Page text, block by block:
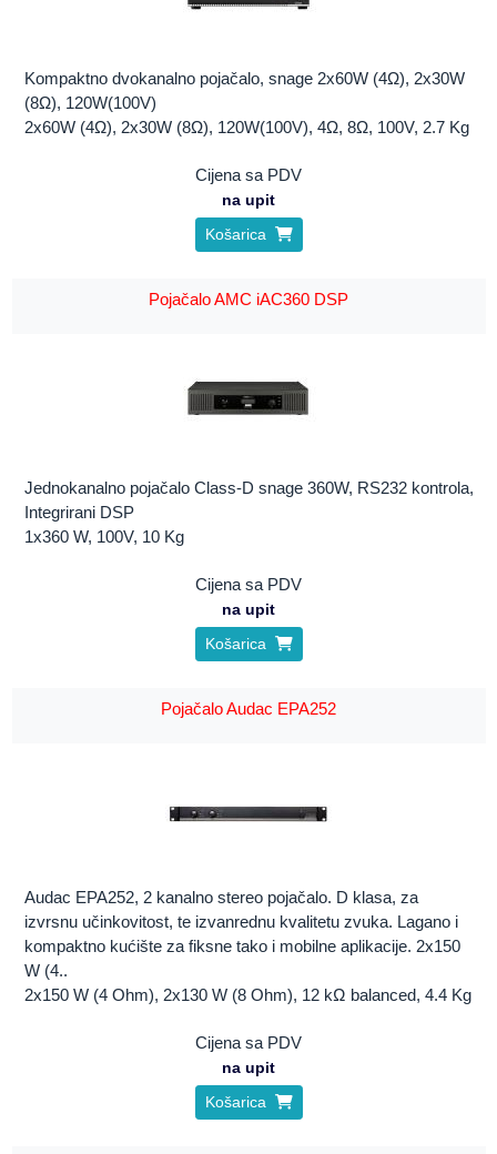
Kompaktno dvokanalno pojačalo, snage 2x60W (4Ω), 2x30W
(8Ω), 120W(100V)
2x60W (4Ω), 2x30W (8Ω), 120W(100V), 4Ω, 8Ω, 100V, 2.7 Kg
Cijena sa PDV
na upit
Košarica
Pojačalo AMC iAC360 DSP
Jednokanalno pojačalo Class-D snage 360W, RS232 kontrola,
Integrirani DSP
1x360 W, 100V, 10 Kg
Cijena sa PDV
na upit
Košarica
Pojačalo Audac EPA252
Audac EPA252, 2 kanalno stereo pojačalo. D klasa, za
izvrsnu učinkovitost, te izvanrednu kvalitetu zvuka. Lagano i
kompaktno kućište za fiksne tako i mobilne aplikacije. 2x150
W (4..
2x150 W (4 Ohm), 2x130 W (8 Ohm), 12 kΩ balanced, 4.4 Kg
Cijena sa PDV
na upit
Košarica